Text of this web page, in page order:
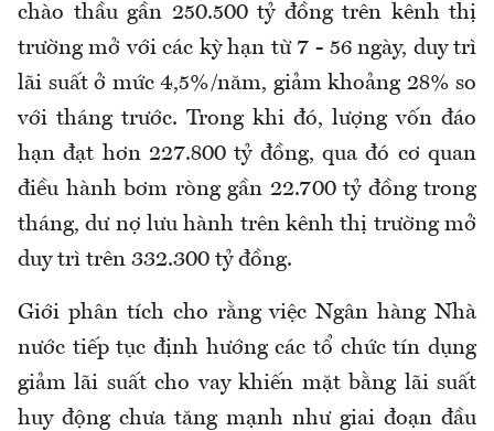
chào thầu gần 250.500 tỷ đồng trên kênh thị
trường mở với các kỳ hạn từ 7 - 56 ngày, duy trì
lãi suất ở mức 4,5%/năm, giảm khoảng 28% so
với tháng trước. Trong khi đó, lượng vốn đáo
hạn đạt hơn 227.800 tỷ đồng, qua đó cơ quan
điều hành bơm ròng gần 22.700 tỷ đồng trong
tháng, dư nợ lưu hành trên kênh thị trường mở
duy trì trên 332.300 tỷ đồng.
Giới phân tích cho rằng việc Ngân hàng Nhà
nước tiếp tục định hướng các tổ chức tín dụng
giảm lãi suất cho vay khiến mặt bằng lãi suất
huy động chưa tăng mạnh như giai đoạn đầu